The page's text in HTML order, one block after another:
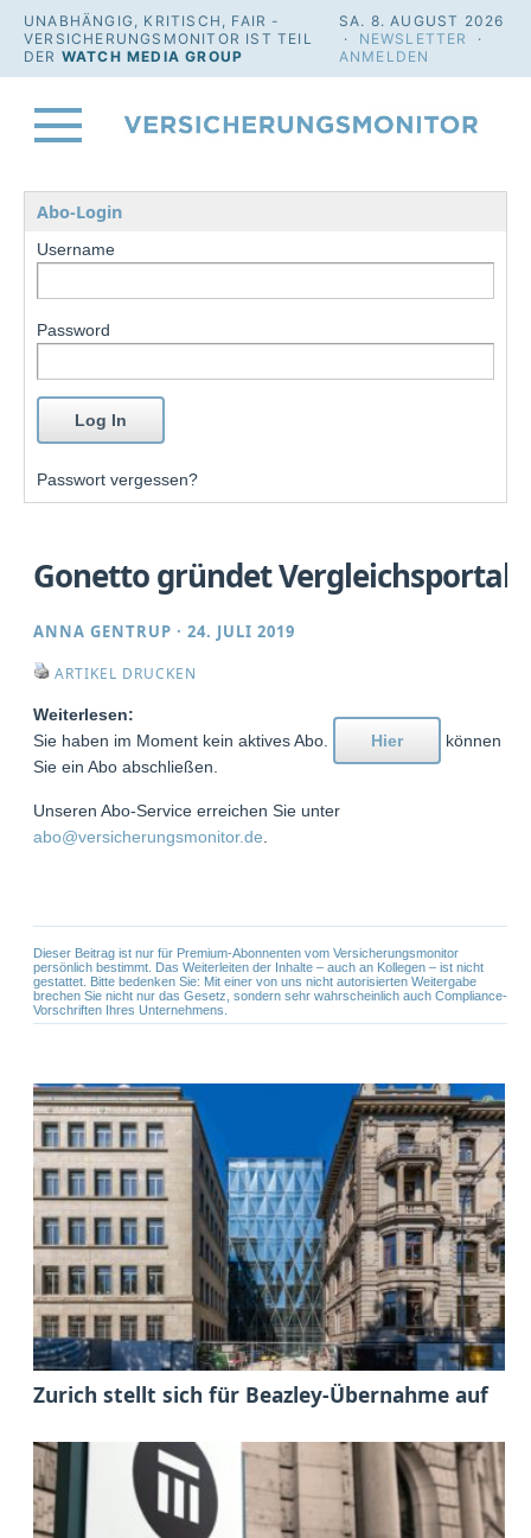
UNABHÄNGIG, KRITISCH, FAIR -
VERSICHERUNGSMONITOR IST TEIL
DER WATCH MEDIA GROUP
SA. 8. AUGUST 2026
· NEWSLETTER
·
ANMELDEN
Abo-Login
Username
Password
Passwort vergessen?
Gonetto gründet Vergleichsportal
ANNA GENTRUP ·24. JULI 2019
ARTIKEL DRUCKEN
Weiterlesen:
Sie haben im Moment kein aktives Abo.
Hier
können
Sie ein Abo abschließen.
Unseren Abo-Service erreichen Sie unter
abo@versicherungsmonitor.de
Dieser Beitrag ist nur für Premium-Abonnenten vom Versicherungsmonitor
persönlich bestimmt. Das Weiterleiten der Inhalte – auch an Kollegen – ist nicht
gestattet. Bitte bedenken Sie: Mit einer von uns nicht autorisierten Weitergabe
brechen Sie nicht nur das Gesetz, sondern sehr wahrscheinlich auch Compliance-
Vorschriften Ihres Unternehmens.
Zurich stellt sich für Beazley-Übernahme auf